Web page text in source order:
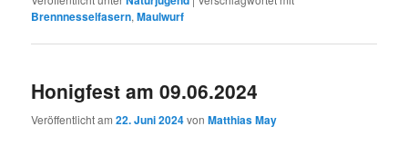
Brennnesselfasern,Maulwurf
Honigfest am 09.06.2024
Veröffentlicht am22. Juni 2024vonMatthias May